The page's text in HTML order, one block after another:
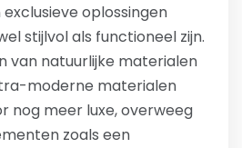
oplossingen
stijlvol als functioneel zijn.
van natuurlijke materialen
moderne materialen
nog meer luxe, overweeg
zoals een